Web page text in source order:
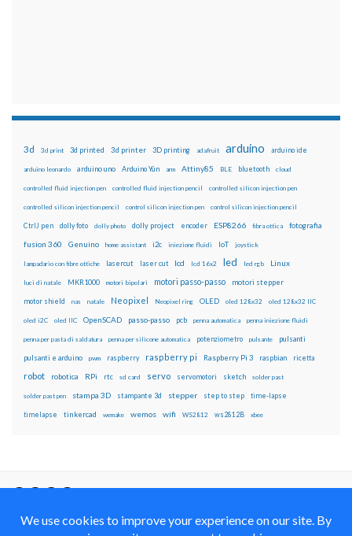
3d 3d print 3d printed 3d printer 3D printing adafruit arduino arduino ide
arduino leonardo arduino uno Arduino Yún arm Attiny85 BLE bluetooth cloud
controlled fluid injection pen controlled fluid injection pencil controlled silicon injection pen
controlled silicon injection pencil control silicon injection pen control silicon injection pencil
CtrlJ pen dolly foto dolly photo dolly project encoder ESP8266 fibra ottica fotografia
fusion 360 Genuino home assistant i2c iniezione fluidi IoT joystick
lampadario con fibre ottiche lasercut laser cut lcd lcd 16x2 led led rgb Linux
luci di natale MKR1000 motori bipolari motori passo-passo motori stepper
motor shield nas natale Neopixel Neopixel ring OLED oled 128x32 oled 128x32 IIC
oled i2C oled IIC OpenSCAD passo-passo pcb penna automatica penna iniezione fluidi
penna per pasta di saldatura penna per silicone automatica potenziometro pulsante pulsanti
pulsanti e arduino pwm raspberry raspberry pi Raspberry Pi 3 raspbian ricetta
robot robotica RPi rtc sd card servo servomotori sketch solder past
solder past pen stampa 3D stampante 3d stepper step to step time-lapse
timelapse tinkercad wemake wemos wifi WS2812 ws2812B xbee
Alike 4.0 International